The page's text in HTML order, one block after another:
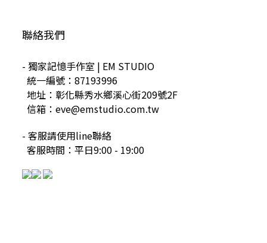
聯絡我們
- 獨家記憶手作室 | EM STUDIO
統一編號：87193996
地址：彰化縣秀水鄉溪心街209號2F
信箱：eve@emstudio.com.tw
- 客服請使用line聯絡
客服時間：平日9:00 - 19:00